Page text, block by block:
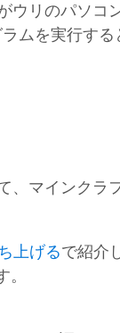
ウリのパソコ
ムを実行す
、マインクラ
上げるで紹介